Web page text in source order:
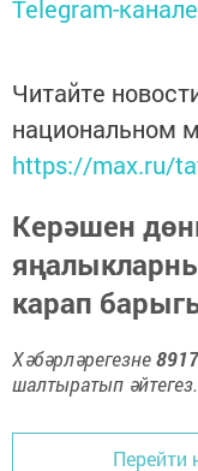
Telegram-канале
Читайте
национальном
https://max.ru/
Керәшен
карап
Хәбәрләрегезне
шалтыратып әйтегез.
Перейти